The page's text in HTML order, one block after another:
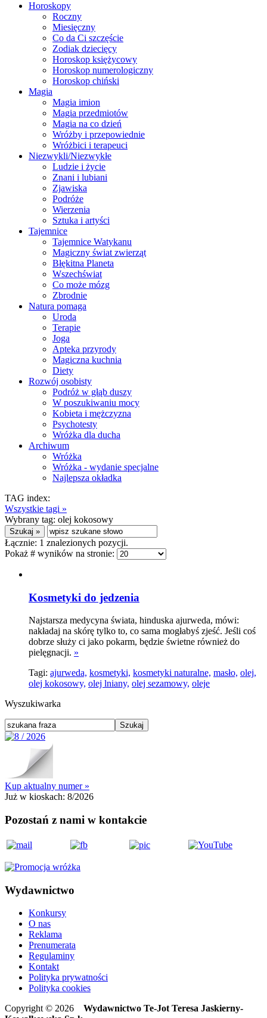
Horoskopy
Roczny
Miesięczny
Co da Ci szczęście
Zodiak dziecięcy
Horoskop księżycowy
Horoskop numerologiczny
Horoskop chiński
Magia
Magia imion
Magia przedmiotów
Magia na co dzień
Wróżby i przepowiednie
Wróżbici i terapeuci
Niezwykli/Niezwykłe
Ludzie i życie
Znani i lubiani
Zjawiska
Podróże
Wierzenia
Sztuka i artyści
Tajemnice
Tajemnice Watykanu
Magiczny świat zwierząt
Błękitna Planeta
Wszechświat
Co może mózg
Zbrodnie
Natura pomaga
Uroda
Terapie
Joga
Apteka przyrody
Magiczna kuchnia
Diety
Rozwój osobisty
Podróż w głąb duszy
W poszukiwaniu mocy
Kobieta i mężczyzna
Psychotesty
Wróżka dla ducha
Archiwum
Wróżka
Wróżka - wydanie specjalne
Najlepsza okładka
TAG index:
Wszystkie tagi »
Wybrany tag: olej kokosowy
Łącznie: 1 znalezionych pozycji.
Pokaż # wyników na stronie:
Kosmetyki do jedzenia
Najstarsza medycyna świata, hinduska ajurweda, mówi:
nakładaj na skórę tylko to, co sama mogłabyś zjeść. Jeśli coś
dobrze służy ci jako pokarm, będzie świetne również do
pielęgnacji. »
Tagi: ajurweda, kosmetyki, kosmetyki naturalne, masło, olej,
olej kokosowy, olej lniany, olej sezamowy, oleje
Wyszukiwarka
Kup aktualny numer »
Już w kioskach: 8/2026
Pozostań z nami w kontakcie
Wydawnictwo
Konkursy
O nas
Reklama
Prenumerata
Regulaminy
Kontakt
Polityka prywatności
Polityka cookies
Copyright © 2026 Wydawnictwo Te-Jot Teresa Jaskierny-